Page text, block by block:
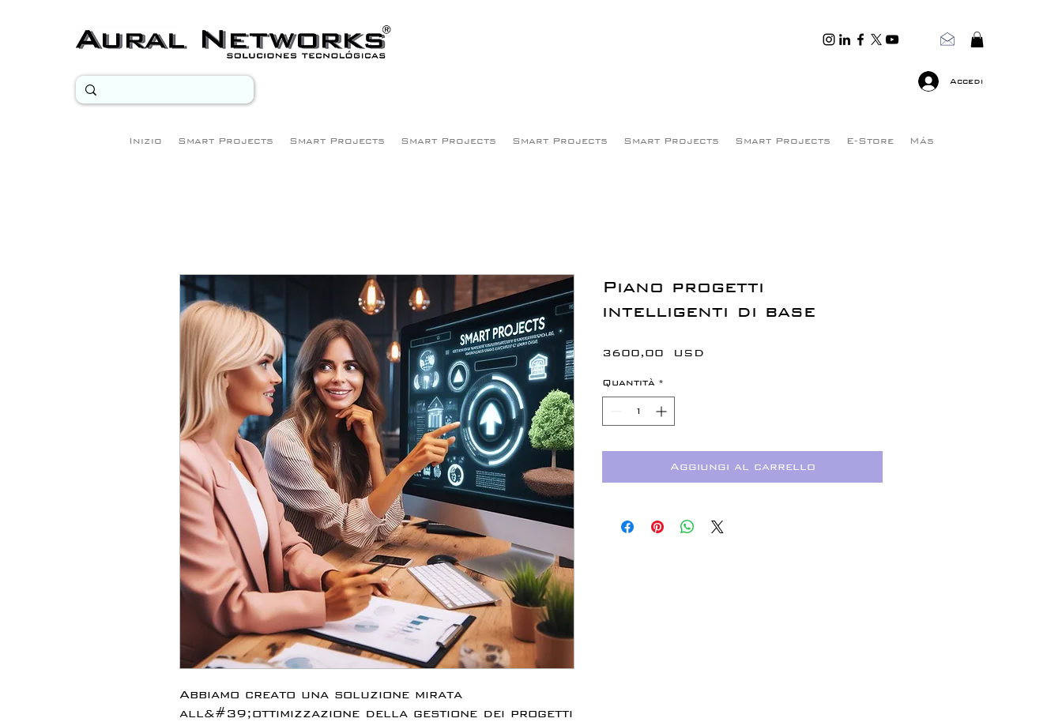
Accedi
Inizio Smart Projects Smart Projects Smart Projects Smart Projects Smart Projects Smart Projects E-Store Más
Abbiamo creato una soluzione mirata
all&#39;ottimizzazione della gestione dei progetti
Piano progetti
intelligenti di base
3600,00 USD
Quantità *
Aggiungi al carrello